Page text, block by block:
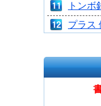
トン
プラス
トンボ
トリッ
トン
トリッ